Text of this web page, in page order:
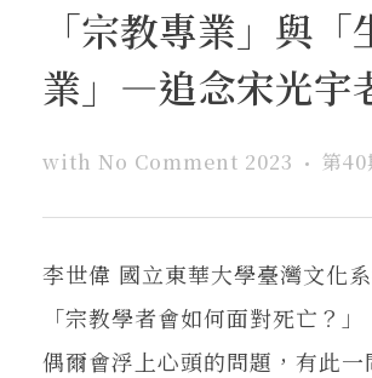
「宗教專業」與「
業」—追念宋光宇
with No Comment 2023 第40
李世偉 國立東華大學臺灣文
「宗教學者會如何面對死亡
偶爾會浮上心頭的問題，有此一